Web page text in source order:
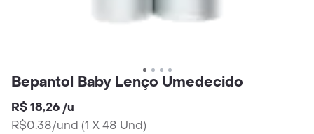
Bepantol Baby Lenço Umedecido
R$ 18,26 /u
R$0.38/und (1 X 48 Und)